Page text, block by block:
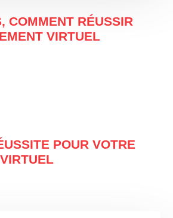
COMMENT RÉUSSIR
VIRTUEL
POUR VOTRE